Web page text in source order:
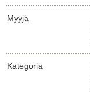
Myyjä
Kategoria